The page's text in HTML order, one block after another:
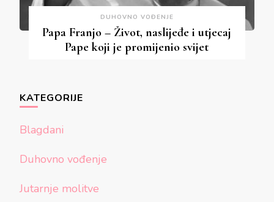
DUHOVNO VOĐENJE
Papa Franjo – Život, naslijeđe i utjecaj
Pape koji je promijenio svijet
KATEGORIJE
Blagdani
Duhovno vođenje
Jutarnje molitve